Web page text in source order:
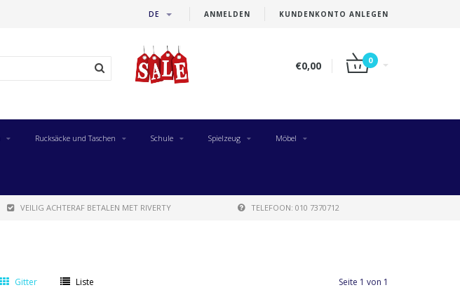
ANMELDEN KUNDENKONTO ANLEGEN
DE
€0,00 0
Rucksäcke und Taschen Schule Spielzeug Möbel
VEILIG ACHTERAF BETALEN MET RIVERTY TELEFOON: 010 7370712
Gitter Liste Seite 1 von 1